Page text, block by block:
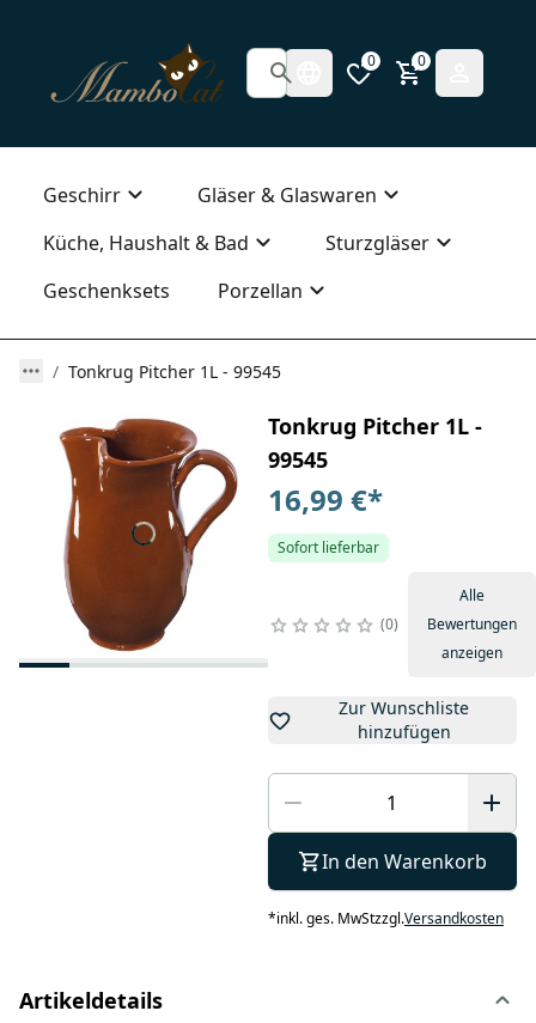
0 0
Geschirr
Gläser & Glaswaren
Küche, Haushalt & Bad
Sturzgläser
Geschenksets
Porzellan
Tonkrug Pitcher 1L - 99545
Tonkrug Pitcher 1L -
99545
16,99 €*
Sofort lieferbar
0
Alle
Bewertungen
anzeigen
Zur Wunschliste
hinzufügen
In den Warenkorb
*inkl. ges. MwStzzgl.Versandkosten
Artikeldetails